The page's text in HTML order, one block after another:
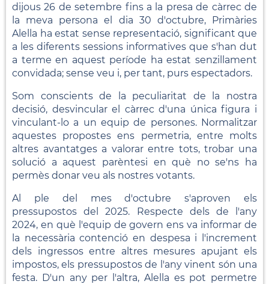
dijous 26 de setembre fins a la presa de càrrec de
la meva persona el dia 30 d'octubre, Primàries
Alella ha estat sense representació, significant que
a les diferents sessions informatives que s'han dut
a terme en aquest període ha estat senzillament
convidada; sense veu i, per tant, purs espectadors.
Som conscients de la peculiaritat de la nostra
decisió, desvincular el càrrec d'una única figura i
vinculant-lo a un equip de persones. Normalitzar
aquestes propostes ens permetria, entre molts
altres avantatges a valorar entre tots, trobar una
solució a aquest parèntesi en què no se'ns ha
permès donar veu als nostres votants.
Al ple del mes d'octubre s'aproven els
pressupostos del 2025. Respecte dels de l'any
2024, en què l'equip de govern ens va informar de
la necessària contenció en despesa i l'increment
dels ingressos entre altres mesures apujant els
impostos, els pressupostos de l'any vinent són una
festa. D'un any per l'altra, Alella es pot permetre